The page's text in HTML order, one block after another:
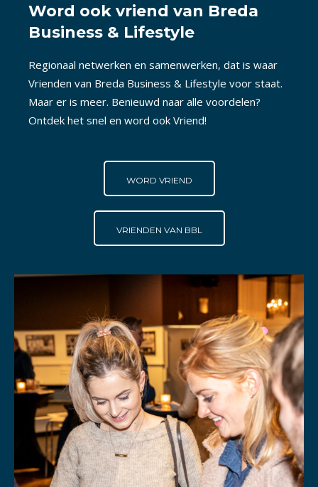
Word ook vriend van Breda
Business & Lifestyle
Regionaal netwerken en samenwerken, dat is waar
Vrienden van Breda Business & Lifestyle voor staat.
Maar er is meer. Benieuwd naar alle voordelen?
Ontdek het snel en word ook Vriend!
WORD VRIEND
VRIENDEN VAN BBL